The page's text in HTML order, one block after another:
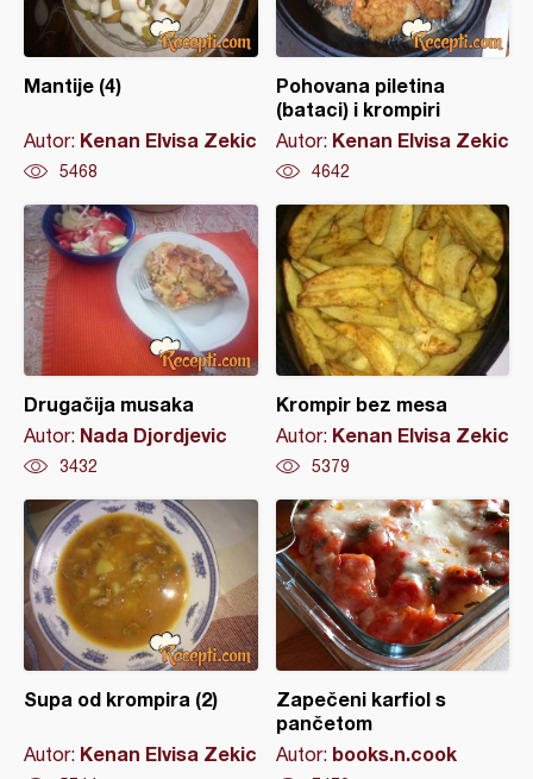
Mantije (4)
Autor: Kenan Elvisa Zekic
5468
Pohovana piletina
(bataci) i krompiri
Autor: Kenan Elvisa Zekic
4642
Drugačija musaka
Autor: Nada Djordjevic
3432
Krompir bez mesa
Autor: Kenan Elvisa Zekic
5379
Supa od krompira (2)
Autor: Kenan Elvisa Zekic
Zapečeni karfiol s
pančetom
Autor: books.n.cook